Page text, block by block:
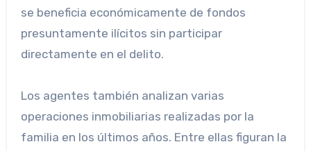
se beneficia económicamente de fondos
presuntamente ilícitos sin participar
directamente en el delito.
Los agentes también analizan varias
operaciones inmobiliarias realizadas por la
familia en los últimos años. Entre ellas figuran la